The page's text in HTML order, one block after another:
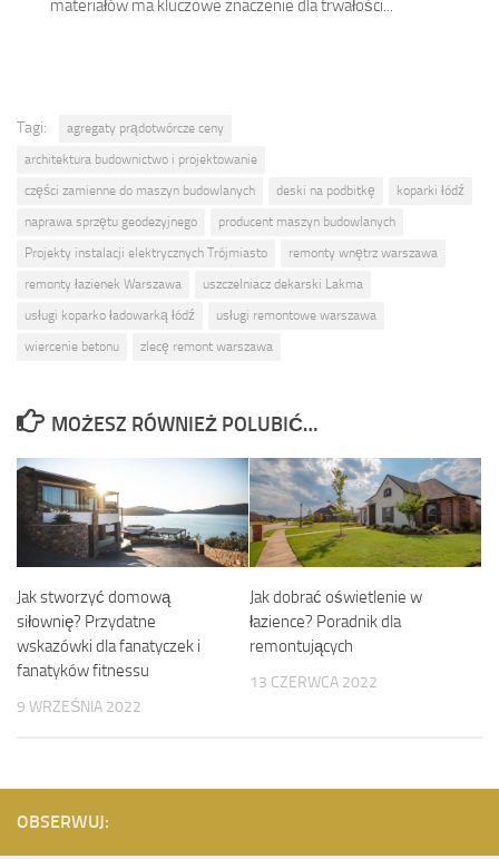
materiałów ma kluczowe znaczenie dla trwałości...
Tagi:
agregaty prądotwórcze ceny
architektura budownictwo i projektowanie
części zamienne do maszyn budowlanych
deski na podbitkę
koparki łódź
naprawa sprzętu geodezyjnego
producent maszyn budowlanych
Projekty instalacji elektrycznych Trójmiasto
remonty wnętrz warszawa
remonty łazienek Warszawa
uszczelniacz dekarski Lakma
usługi koparko ładowarką łódź
usługi remontowe warszawa
wiercenie betonu
zlecę remont warszawa
MOŻESZ RÓWNIEŻ POLUBIĆ…
Jak stworzyć domową
siłownię? Przydatne
wskazówki dla fanatyczek i
fanatyków fitnessu
9 WRZEŚNIA 2022
Jak dobrać oświetlenie w
łazience? Poradnik dla
remontujących
13 CZERWCA 2022
OBSERWUJ: